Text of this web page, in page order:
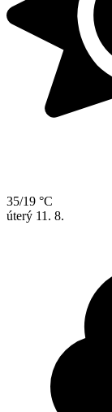
35/19 °C
úterý 11. 8.